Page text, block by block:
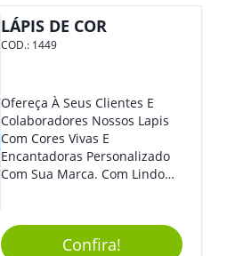
LÁPIS DE COR
COD.: 1449
Ofereça À Seus Clientes E
Colaboradores Nossos Lapis
Com Cores Vivas E
Encantadoras Personalizado
Com Sua Marca. Com Lindo
Perfeito, Não É?!
Confira!